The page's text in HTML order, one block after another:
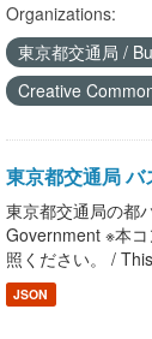
Organizations:
東京都交通局 /
Creative
東京都交通局
東京都交通局の都
Government ※本
照ください。 /
JSON